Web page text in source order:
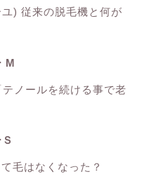
) 従来の脱毛機と何が
M
ノールを続ける事で老
毛はなくなった？
サーマクール
ートーニング
ＳＲＳマスク